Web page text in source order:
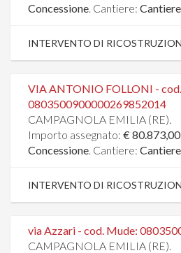
Concessione. Cantiere:
INTERVENTO DI
VIA ANTONIO FOLLONI -
0803500900000269852014
CAMPAGNOLA EMILIA (RE).
Importo assegnato: € 80.873,00
Concessione. Cantiere:
INTERVENTO DI
via Azzari - cod. Mude:
CAMPAGNOLA EMILIA (RE).